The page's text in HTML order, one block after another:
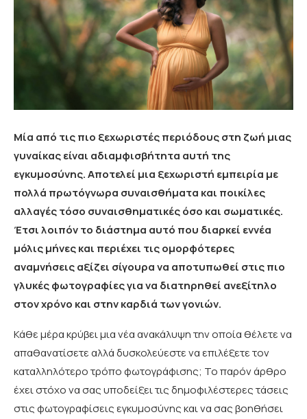
Μία από τις πιο ξεχωριστές περιόδους στη ζωή μιας
γυναίκας είναι αδιαμφισβήτητα αυτή της
εγκυμοσύνης. Αποτελεί μια ξεχωριστή εμπειρία με
πολλά πρωτόγνωρα συναισθήματα και ποικίλες
αλλαγές τόσο συναισθηματικές όσο και σωματικές.
Έτσι λοιπόν το διάστημα αυτό που διαρκεί εννέα
μόλις μήνες και περιέχει τις ομορφότερες
αναμνήσεις αξίζει σίγουρα να αποτυπωθεί στις πιο
γλυκές φωτογραφίες για να διατηρηθεί ανεξίτηλο
στον χρόνο και στην καρδιά των γονιών.
Κάθε μέρα κρύβει μια νέα ανακάλυψη την οποία θέλετε να
απαθανατίσετε αλλά δυσκολεύεστε να επιλέξετε τον
καταλληλότερο τρόπο φωτογράφισης; Το παρόν άρθρο
έχει στόχο να σας υποδείξει τις δημοφιλέστερες τάσεις
στις φωτογραφίσεις εγκυμοσύνης και να σας βοηθήσει